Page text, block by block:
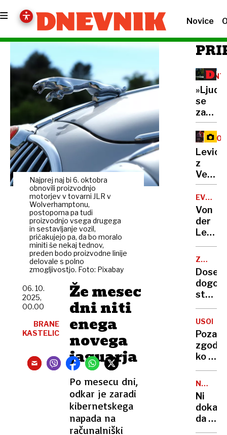
Novice
Najprej naj bi 6. oktobra
obnovili proizvodnjo
motorjev v tovarni JLR v
Wolverhamptonu,
postopoma pa tudi
proizvodnjo vsega drugega
in sestavljanje vozil,
pričakujejo pa, da bo moralo
miniti še nekaj tednov,
preden bodo proizvodne linije
delovale s polno
zmogljivostjo. Foto: Pixabay
Že mesec
dni niti
enega
novega
jaguarja
Po mesecu dni,
odkar je zaradi
kibernetskega
napada na
računalniški
06. 10.
2025,
00.00
BRANE
KASTELIC
»Ljudje
se
da
se
javni
ureja
korist
Levica
z
Vesno
cilja
na
UNIJA
Von
der
zaradi
dveh
ni
treba
ZRAČNI
stavke
ne
bo
USODA
ko je
ladja
z
grbom
Trst
NOVI
ZAPOR
Ni
da bi
polni